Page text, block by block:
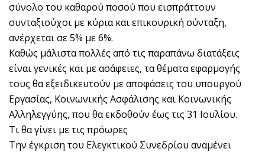
σύνολο του καθαρού ποσού που εισπράττουν
συνταξιούχοι με κύρια και επικουρική σύνταξη,
ανέρχεται σε 5% με 6%.
Καθώς μάλιστα πολλές από τις παραπάνω διατάξεις
είναι γενικές και με ασάφειες, τα θέματα εφαρμογής
τους θα εξειδικευτούν με αποφάσεις του υπουργού
Εργασίας, Κοινωνικής Ασφάλισης και Κοινωνικής
Αλληλεγγύης, που θα εκδοθούν έως τις 31 Ιουλίου.
Τι θα γίνει με τις πρόωρες
Την έγκριση του Ελεγκτικού Συνεδρίου αναμένει